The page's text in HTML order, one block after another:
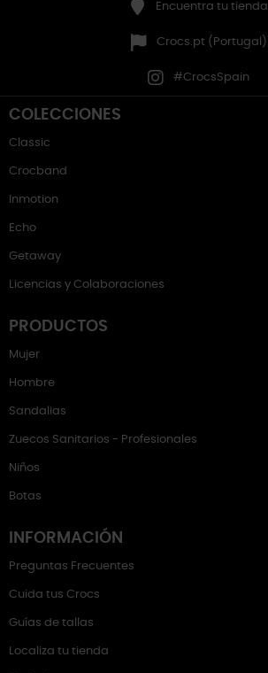
Encuentra tu tienda
Crocs.pt (Portugal)
#CrocsSpain
COLECCIONES
Classic
Crocband
Inmotion
Echo
Getaway
Licencias y Colaboraciones
PRODUCTOS
Mujer
Hombre
Sandalias
Zuecos Sanitarios - Profesionales
Niños
Botas
INFORMACIÓN
Preguntas Frecuentes
Cuida tus Crocs
Guías de tallas
Localiza tu tienda